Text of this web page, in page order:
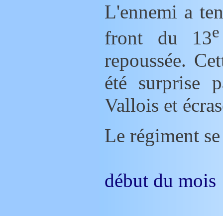
L'ennemi a tenté hier une offensive sur tout le
front du 13e
repoussée.
été surprise
Vallois et
Le régiment
début du mois